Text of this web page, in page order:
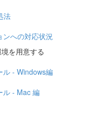
法
ンへの対応状況
を用意する
ル - Windows編
ル - Mac 編